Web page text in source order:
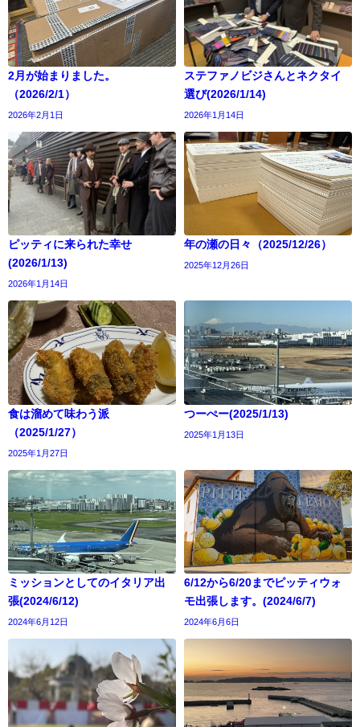
2月が始まりました。
（2026/2/1）
2026年2月1日
ステファノビジさんとネクタイ
選び(2026/1/14)
2026年1月14日
ピッティに来られた幸せ
(2026/1/13)
2026年1月14日
年の瀬の日々（2025/12/26）
2025年12月26日
食は溜めて味わう派
（2025/1/27）
2025年1月27日
つーぺー(2025/1/13)
2025年1月13日
ミッションとしてのイタリア出
張(2024/6/12)
2024年6月12日
6/12から6/20までピッティウォ
モ出張します。(2024/6/7)
2024年6月6日